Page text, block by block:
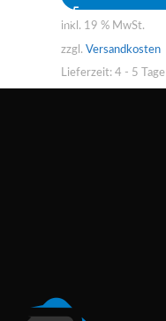
inkl. 19 % MwSt.
zzgl. Versandkosten
Lieferzeit: 4 - 5 Tage